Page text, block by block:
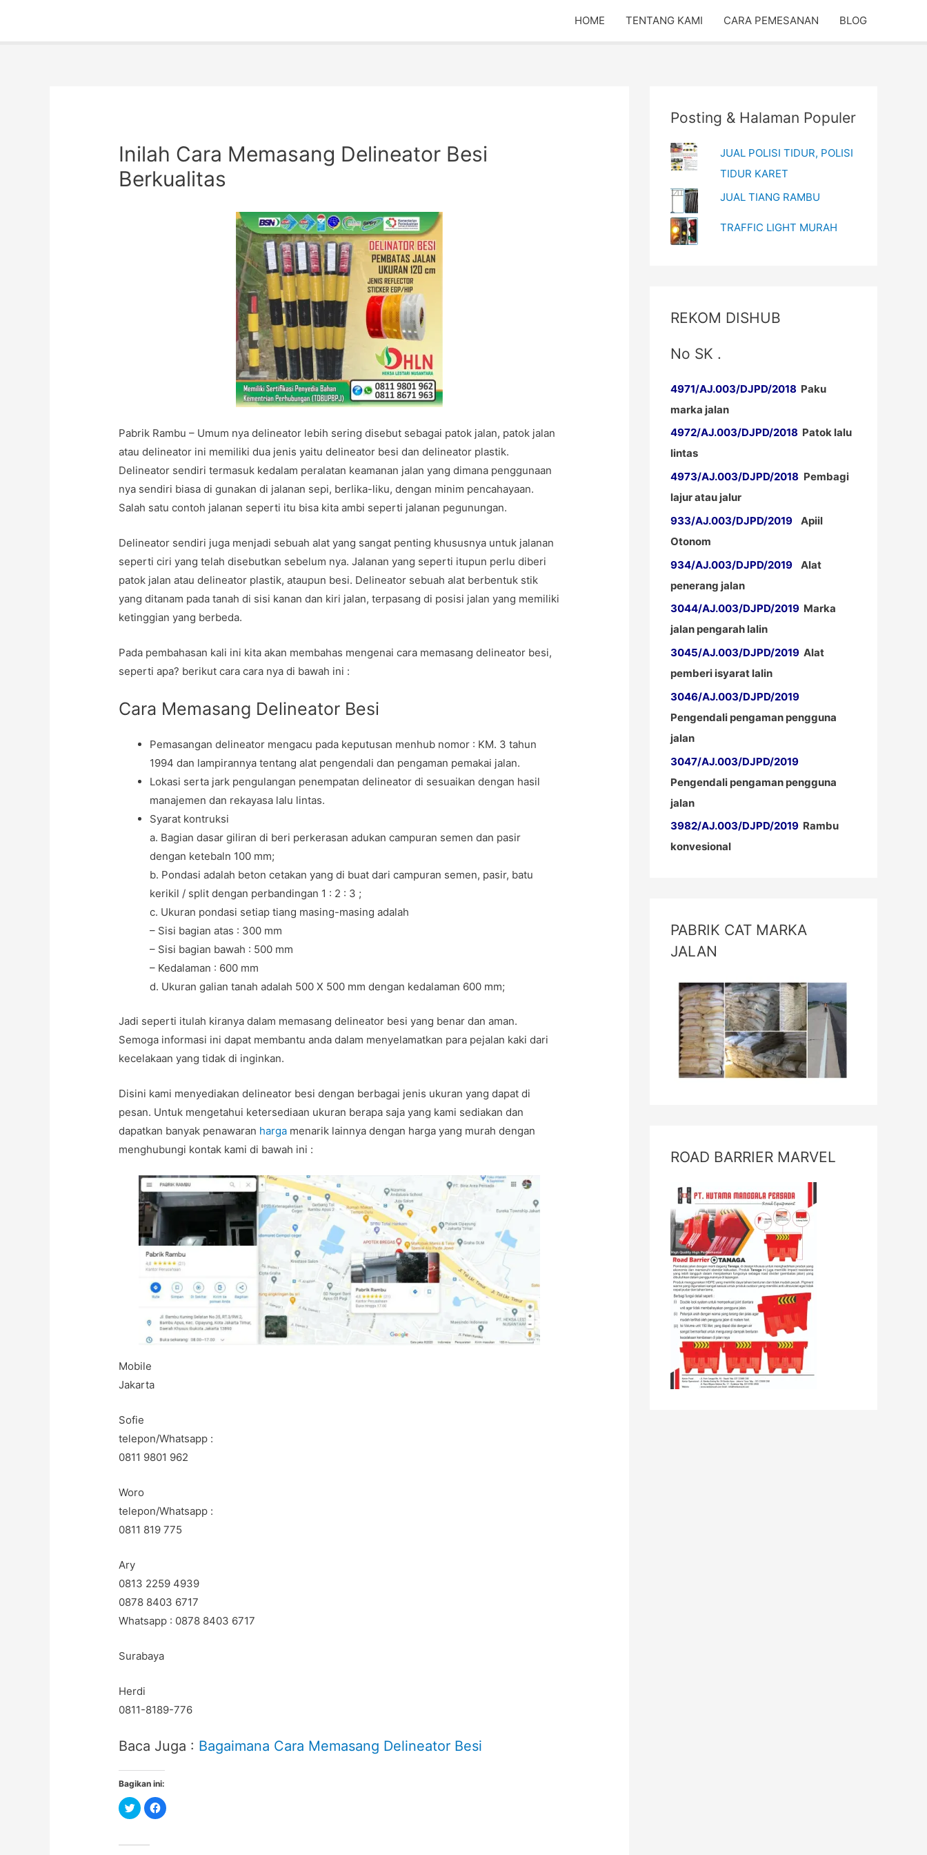
HOME TENTANG KAMI CARA PEMESANAN BLOG
Inilah Cara Memasang Delineator Besi
Berkualitas
Pabrik Rambu – Umum nya delineator lebih sering disebut sebagai patok jalan, patok jalan
atau delineator ini memiliki dua jenis yaitu delineator besi dan delineator plastik.
Delineator sendiri termasuk kedalam peralatan keamanan jalan yang dimana penggunaan
nya sendiri biasa di gunakan di jalanan sepi, berlika-liku, dengan minim pencahayaan.
Salah satu contoh jalanan seperti itu bisa kita ambi seperti jalanan pegunungan.
Delineator sendiri juga menjadi sebuah alat yang sangat penting khususnya untuk jalanan
seperti ciri yang telah disebutkan sebelum nya. Jalanan yang seperti itupun perlu diberi
patok jalan atau delineator plastik, ataupun besi. Delineator sebuah alat berbentuk stik
yang ditanam pada tanah di sisi kanan dan kiri jalan, terpasang di posisi jalan yang memiliki
ketinggian yang berbeda.
Pada pembahasan kali ini kita akan membahas mengenai cara memasang delineator besi,
seperti apa? berikut cara cara nya di bawah ini :
Cara Memasang Delineator Besi
Pemasangan delineator mengacu pada keputusan menhub nomor : KM. 3 tahun
1994 dan lampirannya tentang alat pengendali dan pengaman pemakai jalan.
Lokasi serta jark pengulangan penempatan delineator di sesuaikan dengan hasil
manajemen dan rekayasa lalu lintas.
Syarat kontruksi
a. Bagian dasar giliran di beri perkerasan adukan campuran semen dan pasir
dengan ketebaln 100 mm;
b. Pondasi adalah beton cetakan yang di buat dari campuran semen, pasir, batu
kerikil / split dengan perbandingan 1 : 2 : 3 ;
c. Ukuran pondasi setiap tiang masing-masing adalah
– Sisi bagian atas : 300 mm
– Sisi bagian bawah : 500 mm
– Kedalaman : 600 mm
d. Ukuran galian tanah adalah 500 X 500 mm dengan kedalaman 600 mm;
Jadi seperti itulah kiranya dalam memasang delineator besi yang benar dan aman.
Semoga informasi ini dapat membantu anda dalam menyelamatkan para pejalan kaki dari
kecelakaan yang tidak di inginkan.
Disini kami menyediakan delineator besi dengan berbagai jenis ukuran yang dapat di
pesan. Untuk mengetahui ketersediaan ukuran berapa saja yang kami sediakan dan
dapatkan banyak penawaran harga menarik lainnya dengan harga yang murah dengan
menghubungi kontak kami di bawah ini :
Mobile
Jakarta
Sofie
telepon/Whatsapp :
0811 9801 962
Woro
telepon/Whatsapp :
0811 819 775
Ary
0813 2259 4939
0878 8403 6717
Whatsapp : 0878 8403 6717
Surabaya
Herdi
0811-8189-776
Baca Juga : Bagaimana Cara Memasang Delineator Besi
Bagikan ini:
C
l
t
C
l
Posting & Halaman Populer
JUAL POLISI TIDUR, POLISI
TIDUR KARET
JUAL TIANG RAMBU
TRAFFIC LIGHT MURAH
REKOM DISHUB
No SK .
4971/AJ.003/DJPD/2018 Paku
marka jalan
4972/AJ.003/DJPD/2018 Patok lalu
lintas
4973/AJ.003/DJPD/2018 Pembagi
lajur atau jalur
933/AJ.003/DJPD/2019 Apiil
Otonom
934/AJ.003/DJPD/2019 Alat
penerang jalan
3044/AJ.003/DJPD/2019 Marka
jalan pengarah lalin
3045/AJ.003/DJPD/2019 Alat
pemberi isyarat lalin
3046/AJ.003/DJPD/2019
Pengendali pengaman pengguna
jalan
3047/AJ.003/DJPD/2019
Pengendali pengaman pengguna
jalan
3982/AJ.003/DJPD/2019 Rambu
konvesional
PABRIK CAT MARKA
JALAN
ROAD BARRIER MARVEL